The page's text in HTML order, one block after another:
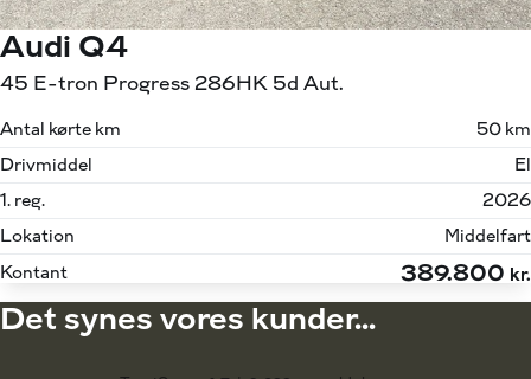
Audi Q4
45 E-tron Progress 286HK 5d Aut.
Antal kørte km
50 km
Drivmiddel
El
1. reg.
2026
Lokation
Middelfart
Kontant
389.800 kr.
Det synes vores kunder...